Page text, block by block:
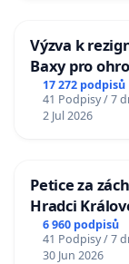
Výzva k
Baxy pro
17 272 podpisů
41 Podpisy / 7
2 Jul 2026
Petice za
Hradci
6 960 podpisů
41 Podpisy / 7
30 Jun 2026